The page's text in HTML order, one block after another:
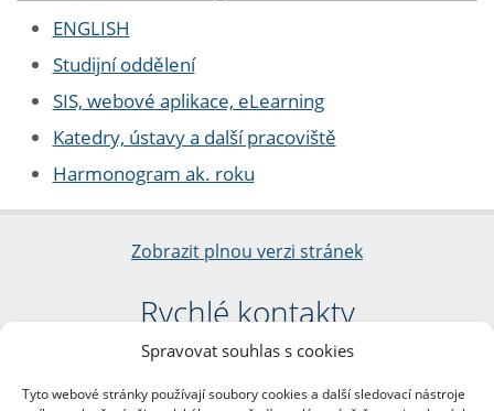
Spravovat souhlas s cookies
Tyto webové stránky používají soubory cookies a další sledovací nástroje
ENGLISH
Studijní oddělení
SIS, webové aplikace, eLearning
Katedry, ústavy a další pracoviště
Harmonogram ak. roku
Zobrazit plnou verzi stránek
Rychlé kontakty
Filozofická fakulta
nám. Jana Palacha 1/2